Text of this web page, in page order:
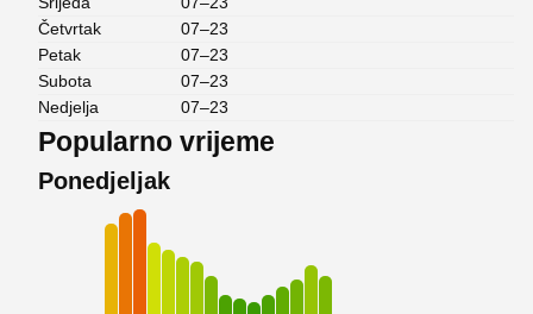
Četvrtak
07–23
Petak
07–23
Subota
07–23
Nedjelja
07–23
Popularno vrijeme
Ponedjeljak